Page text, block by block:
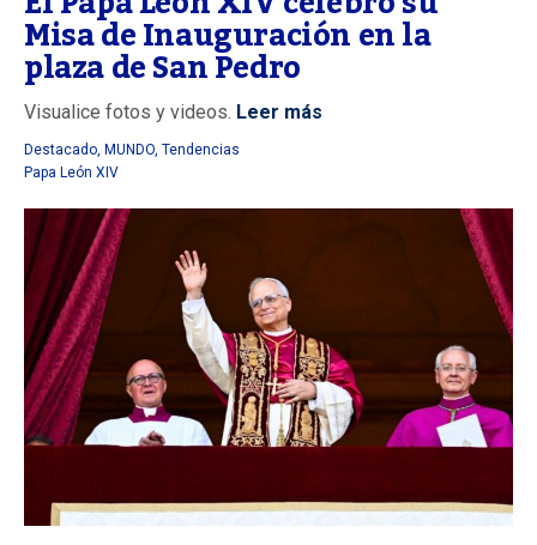
Misa de Inauguración en la
plaza de San Pedro
Visualice fotos y videos. Leer más
Destacado, MUNDO, Tendencias
Papa León XIV